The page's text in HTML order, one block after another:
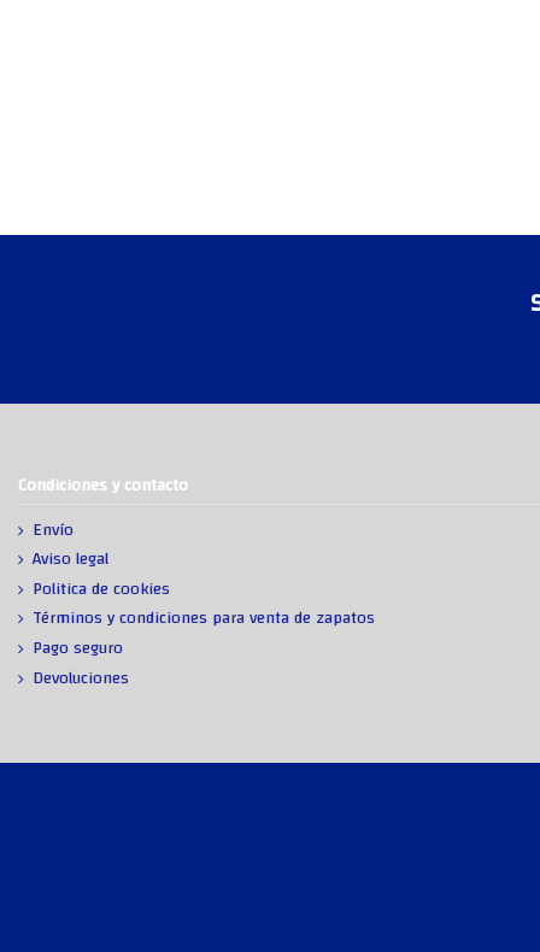
Condiciones y contacto
Envío
Aviso legal
Politica de cookies
Términos y condiciones para venta de zapatos
Pago seguro
Devoluciones